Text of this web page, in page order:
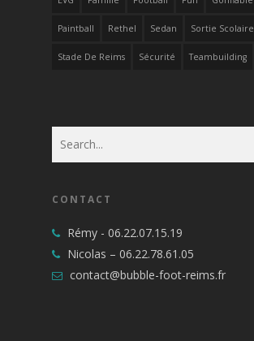
Paintball Rethel Sedan Sortie Scolaire
Stade De Reims Sécurité Teambuilding
CONTACT
Rémy - 06.22.07.15.19
Nicolas – 06.22.78.61.05
contact@bubble-foot-reims.fr